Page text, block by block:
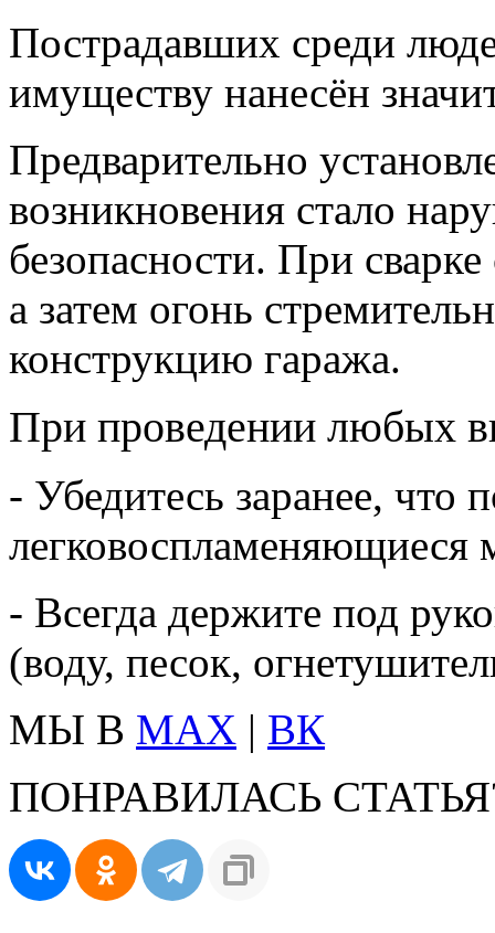
Пострадавших среди
имуществу нанесён
Предварительно
возникновения стало
безопасности. При
а затем огонь
конструкцию гаража.
При проведении любых
- Убедитесь заранее, что
легковоспламеняющиеся
- Всегда держите под
(воду, песок,
МЫ В MAX | ВК
ПОНРАВИЛАСЬ